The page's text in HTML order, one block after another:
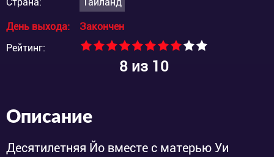
Страна:
Таиланд
День выхода:
Закончен
Рейтинг:
8из 10
Описание
Десятилетняя Йо вместе с матерью Уи